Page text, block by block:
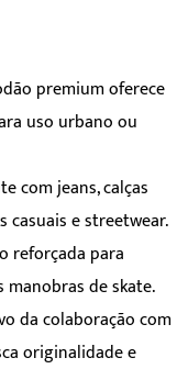
premium oferece
uso urbano ou
com jeans, calças
casuais e streetwear.
reforçada para
de skate.
da colaboração com
originalidade e